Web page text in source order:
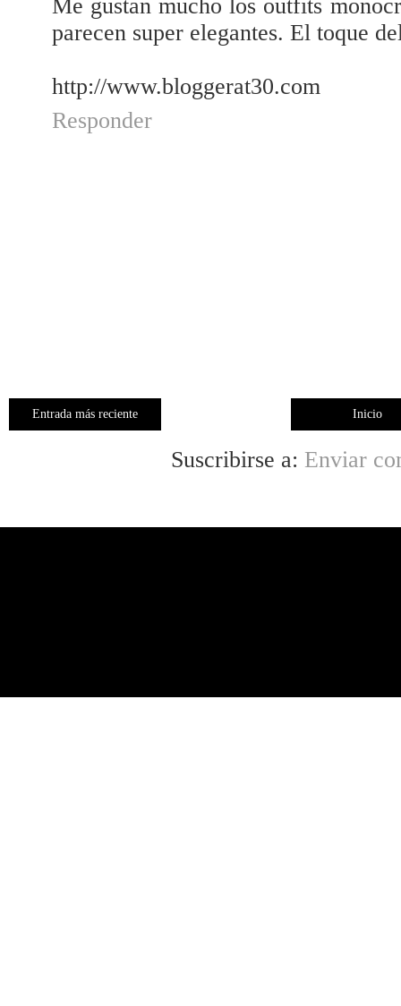
Me gustan mucho los outfits
parecen super elegantes. El toque
http://www.bloggerat30.com
Responder
Entrada más reciente Inicio
Suscribirse a: Enviar